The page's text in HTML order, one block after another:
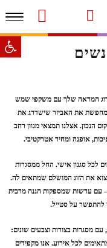
הזמנות
– משלוח חינם ברכישה מעל
המראה שלך עם משקפי שמש
מחפשת את האביזר שישדרג את
הנכון. אצלנו תמצאי מגוון רחב
אופנה ומחיר אטרקטיבי.
לכל סגנון אישי. החל ממסגרות
את הזוג המושלם שמתאים לה.
– עם עדשות שמספקות הגנה מרבית
מסגרות בצורות וצבעים שונים:
לכל אירוע. אנו מקפידים
פתח